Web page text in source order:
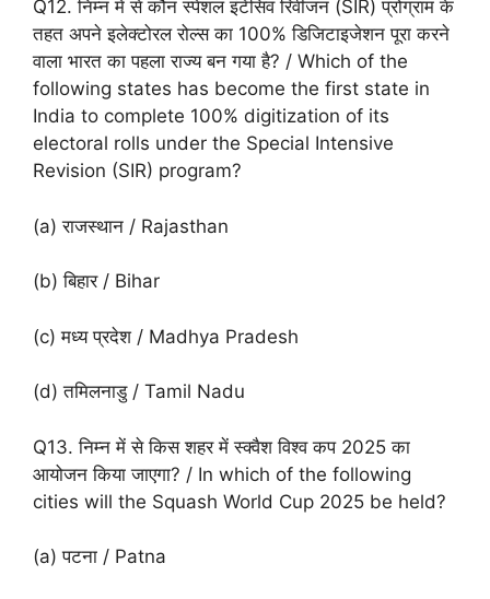
Q12. निम्न में से कौन स्पेशल इंटेंसिव रिवीजन (SIR) प्रोग्राम के
तहत अपने इलेक्टोरल रोल्स का 100% डिजिटाइजेशन पूरा करने
वाला भारत का पहला राज्य बन गया है? / Which of the
following states has become the first state in
India to complete 100% digitization of its
electoral rolls under the Special Intensive
Revision (SIR) program?
(a) राजस्थान / Rajasthan
(b) बिहार / Bihar
(c) मध्य प्रदेश / Madhya Pradesh
(d) तमिलनाडु / Tamil Nadu
Q13. निम्न में से किस शहर में स्क्वैश विश्व कप 2025 का
आयोजन किया जाएगा? / In which of the following
cities will the Squash World Cup 2025 be held?
(a) पटना / Patna